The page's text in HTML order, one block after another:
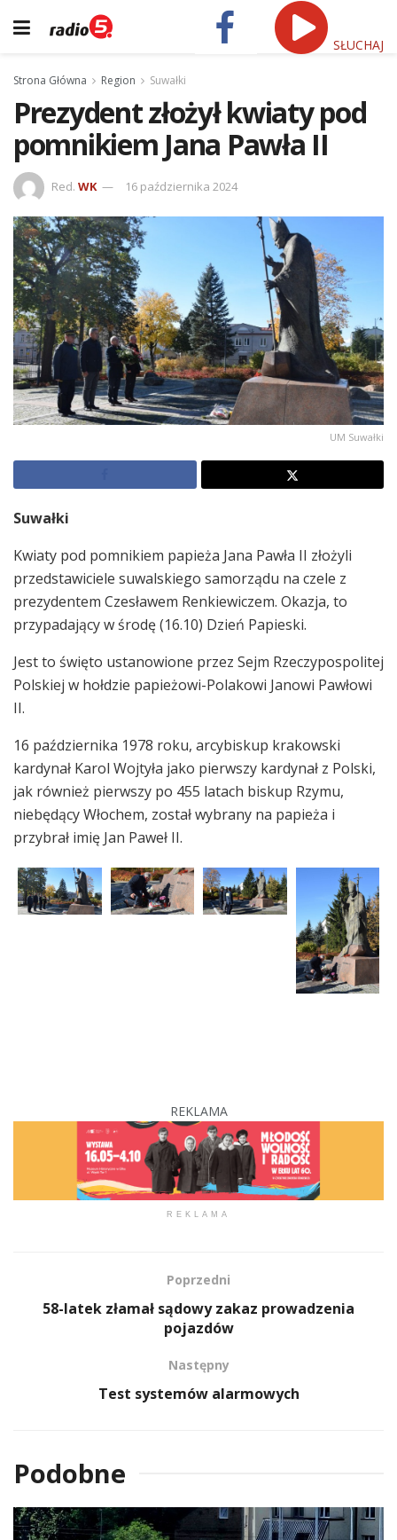
SŁUCHAJ
Strona Główna Region Suwałki
Prezydent złożył kwiaty pod
pomnikiem Jana Pawła II
Red. WK 16 października 2024
UM Suwałki
Suwałki
Kwiaty pod pomnikiem papieża Jana Pawła II złożyli
przedstawiciele suwalskiego samorządu na czele z
prezydentem Czesławem Renkiewiczem. Okazja, to
przypadający w środę (16.10) Dzień Papieski.
Jest to święto ustanowione przez Sejm Rzeczypospolitej
Polskiej w hołdzie papieżowi-Polakowi Janowi Pawłowi
II.
16 października 1978 roku, arcybiskup krakowski
kardynał Karol Wojtyła jako pierwszy kardynał z Polski,
jak również pierwszy po 455 latach biskup Rzymu,
niebędący Włochem, został wybrany na papieża i
przybrał imię Jan Paweł II.
REKLAMA
REKLAMA
Poprzedni
58-latek złamał sądowy zakaz prowadzenia
pojazdów
Następny
Test systemów alarmowych
Podobne